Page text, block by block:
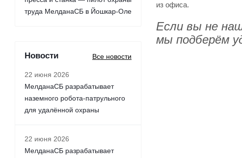
из офиса.
Если вы не
мы подберём
труда МелданаСБ в Йошкар-Оле
Новости Все новости
22 июня 2026
МелданаСБ разрабатывает
наземного робота-патрульного
для удалённой охраны
22 июня 2026
МелданаСБ разрабатывает